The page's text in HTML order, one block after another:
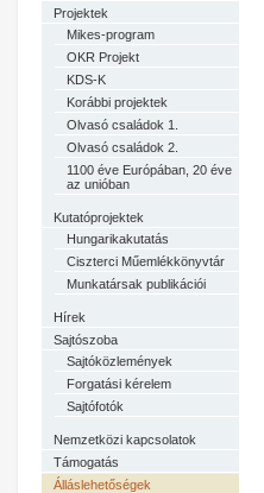
Projektek
Mikes-program
OKR Projekt
KDS-K
Korábbi projektek
Olvasó családok 1.
Olvasó családok 2.
1100 éve Európában, 20 éve
az unióban
Kutatóprojektek
Hungarikakutatás
Ciszterci Műemlékkönyvtár
Munkatársak publikációi
Hírek
Sajtószoba
Sajtóközlemények
Forgatási kérelem
Sajtófotók
Nemzetközi kapcsolatok
Támogatás
Álláslehetőségek